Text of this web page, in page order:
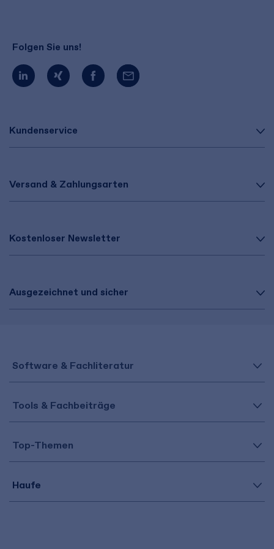
Kundenservice
Versand & Zahlungsarten
Kostenloser Newsletter
Ausgezeichnet und sicher
Folgen Sie uns!
Software & Fachliteratur
Tools & Fachbeiträge
Top-Themen
Haufe